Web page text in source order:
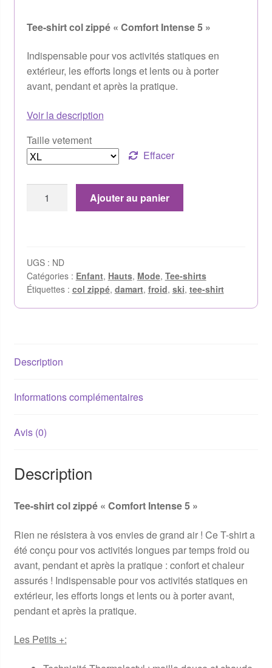
Tee-shirt col zippé « Comfort Intense 5 »
Indispensable pour vos activités statiques en
extérieur, les efforts longs et lents ou à porter
avant, pendant et après la pratique.
Voir la description
Taille vetement
Effacer
Ajouter au panier
UGS : ND
Catégories : Enfant, Hauts, Mode, Tee-shirts
Étiquettes : col zippé, damart, froid, ski, tee-shirt
Description
Informations complémentaires
Avis (0)
Description
Tee-shirt col zippé « Comfort Intense 5 »
Rien ne résistera à vos envies de grand air ! Ce T-shirt a
été conçu pour vos activités longues par temps froid ou
avant, pendant et après la pratique : confort et chaleur
assurés ! Indispensable pour vos activités statiques en
extérieur, les efforts longs et lents ou à porter avant,
pendant et après la pratique.
Les Petits +: